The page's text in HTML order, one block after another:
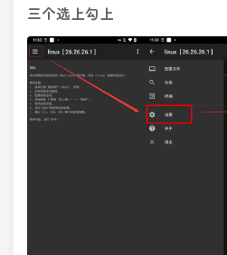
三个选上勾上